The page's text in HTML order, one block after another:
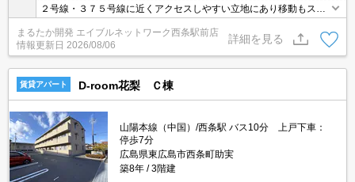
２号線・３７５号線に近くアクセスしやすい立地にあり移動もスム
ーズ♪バス停まで徒歩３分で便利！徒歩圏内に、業務用スーパー・コ
ンビニ・飲食店などの生活施設が揃い、大型ＳＣまで車で５分と住
み良い住環境です♪築浅の１ＬＤＫです♪生活スペースと寝室を分け
たい方にオススメ！ＴＶインターホンで来訪者の確認が出来るので
防犯面も安心☆
まるたか開発 エイブルネットワーク西条駅前店
情報更新日 2026/08/06
詳細を見る
賃貸アパート D-room花梨 Ｃ棟
山陽本線（中国）/西条駅 バス10分 上戸下車：
停歩7分
広島県東広島市西条町助実
築8年
3階建